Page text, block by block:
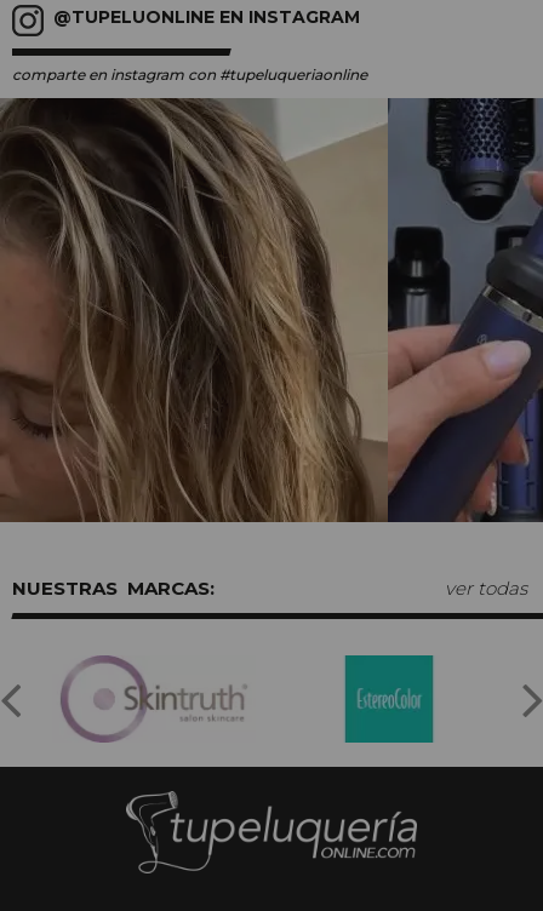
@TUPELUONLINE EN INSTAGRAM
comparte en instagram con #tupeluqueriaonline
MARCAS: ver todas